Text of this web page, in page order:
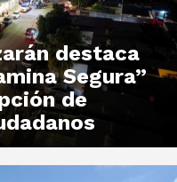
destaca
Segura”
de